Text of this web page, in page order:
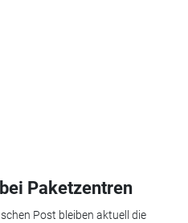
Paketzentren
Post bleiben aktuell die